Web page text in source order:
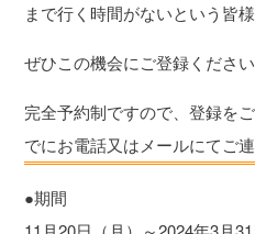
まで行く時間がないという皆様
ぜひこの機会にご登録くださ
完全予約制ですので、登録を
でにお電話又はメールにてご連
●期間